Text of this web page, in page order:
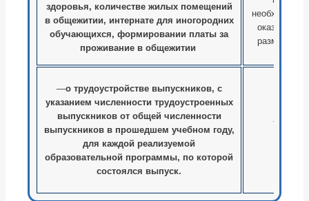
здоровья, количестве жилых помещений
в общежитии, интернате для иногородних
обучающихся, формировании платы за
проживание в общежитии
—о трудоустройстве выпускников, с
указанием численности трудоустроенных
выпускников от общей численности
выпускников в прошедшем учебном году,
для каждой реализуемой
образовательной программы, по которой
состоялся выпуск.